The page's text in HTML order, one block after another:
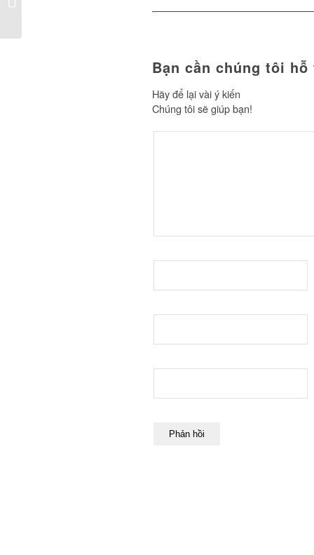
Bạn cần chúng tôi
Hãy để lại vài ý kiến
Chúng tôi sẽ giúp bạn!